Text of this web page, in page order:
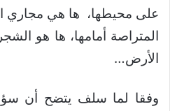
على محيطها، ها هي مجاري
المتراصة أمامها، ها هو
الأرض…
وفقا لما سلف يتضح أن